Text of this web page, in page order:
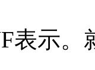
表示。